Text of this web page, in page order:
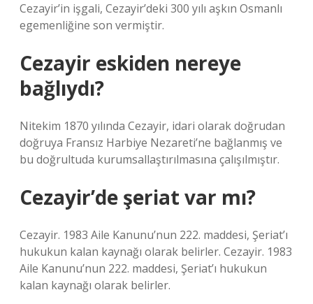
Cezayir’in işgali, Cezayir’deki 300 yılı aşkın Osmanlı
egemenliğine son vermiştir.
Cezayir eskiden nereye
bağlıydı?
Nitekim 1870 yılında Cezayir, idari olarak doğrudan
doğruya Fransız Harbiye Nezareti’ne bağlanmış ve
bu doğrultuda kurumsallaştırılmasına çalışılmıştır.
Cezayir’de şeriat var mı?
Cezayir. 1983 Aile Kanunu’nun 222. maddesi, Şeriat’ı
hukukun kalan kaynağı olarak belirler. Cezayir. 1983
Aile Kanunu’nun 222. maddesi, Şeriat’ı hukukun
kalan kaynağı olarak belirler.